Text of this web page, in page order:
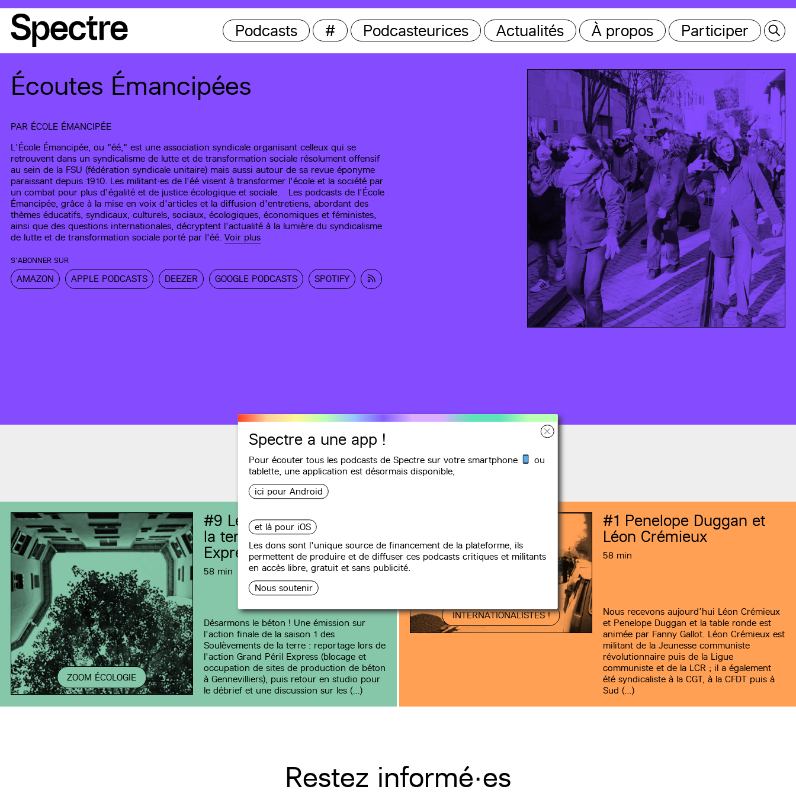
Podcasts # Podcasteurices Actualités À propos Participer
Spectre a une app !
Pour écouter tous les podcasts de Spectre sur votre smartphone
ou
tablette, une application est désormais disponible,
ici pour Android
et là pour iOS
Les dons sont l'unique source de financement de la plateforme, ils
permettent de produire et de diffuser ces podcasts critiques et militants
en accès libre, gratuit et sans publicité.
Nous soutenir
Écoutes Émancipées
PAR ÉCOLE ÉMANCIPÉE
L'École Émancipée, ou "éé," est une association syndicale organisant celleux qui se
retrouvent dans un syndicalisme de lutte et de transformation sociale résolument offensif
au sein de la FSU (fédération syndicale unitaire) mais aussi autour de sa revue éponyme
paraissant depuis 1910. Les militant·es de l’éé visent à transformer l'école et la société par
un combat pour plus d'égalité et de justice écologique et sociale. Les podcasts de l'École
Émancipée, grâce à la mise en voix d'articles et la diffusion d'entretiens, abordant des
thèmes éducatifs, syndicaux, culturels, sociaux, écologiques, économiques et féministes,
ainsi que des questions internationales, décryptent l'actualité à la lumière du syndicalisme
de lutte et de transformation sociale porté par l'éé.Voir plus
S’ABONNER SUR
AMAZON APPLE PODCASTS DEEZER GOOGLE PODCASTS SPOTIFY
Recommandations
ZOOM ÉCOLOGIE
#9 Les Soulèvements de
la terre - Grand Péril
Express, juin 2021
58 min
Désarmons le béton ! Une émission sur
l'action finale de la saison 1 des
Soulèvements de la terre : reportage lors de
l'action Grand Péril Express (blocage et
occupation de sites de production de béton
à Gennevilliers), puis retour en studio pour
le débrief et une discussion sur les (…)
INTERNATIONALISTES !
#1 Penelope Duggan et
Léon Crémieux
58 min
Nous recevons aujourd’hui Léon Crémieux
et Penelope Duggan et la table ronde est
animée par Fanny Gallot. Léon Crémieux est
militant de la Jeunesse communiste
révolutionnaire puis de la Ligue
communiste et de la LCR ; il a également
été syndicaliste à la CGT, à la CFDT puis à
Sud (…)
Restez informé·es